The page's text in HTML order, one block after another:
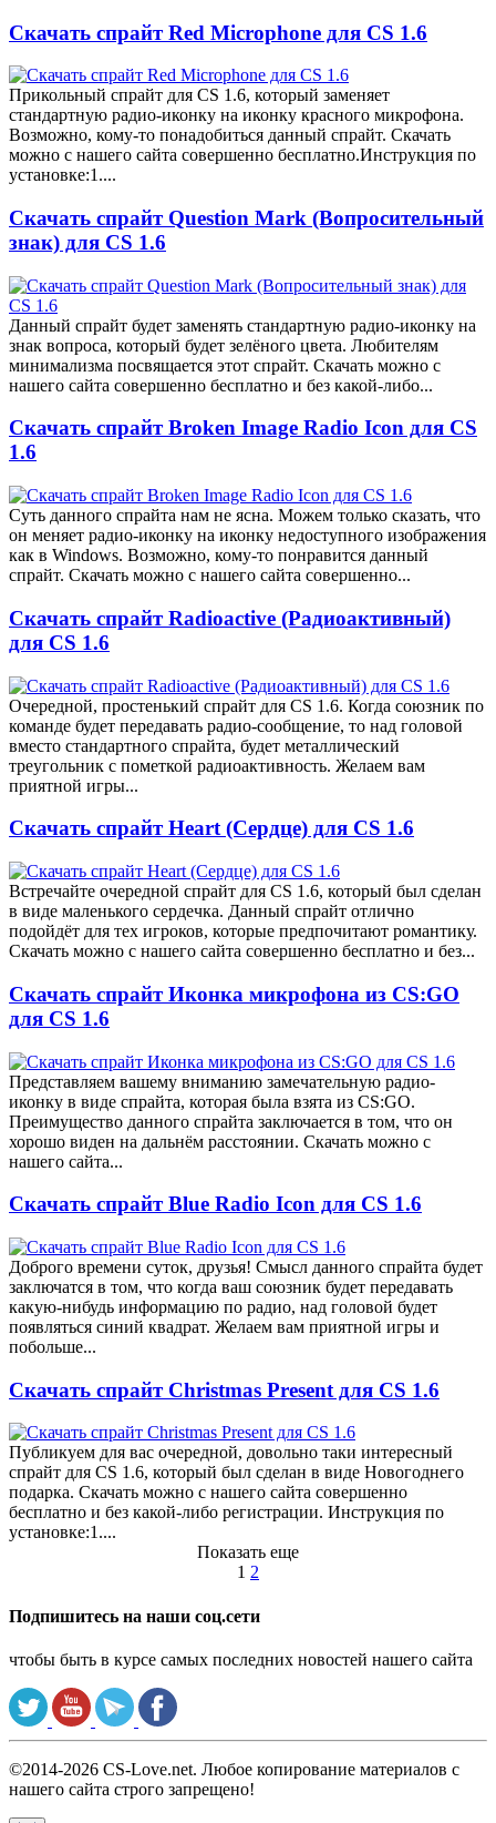
Скачать спрайт Red Microphone для CS 1.6
Прикольный спрайт для CS 1.6, который заменяет
стандартную радио-иконку на иконку красного микрофона.
Возможно, кому-то понадобиться данный спрайт. Скачать
можно с нашего сайта совершенно бесплатно.Инструкция по
установке:1....
Скачать спрайт Question Mark (Вопросительный
знак) для CS 1.6
Данный спрайт будет заменять стандартную радио-иконку на
знак вопроса, который будет зелёного цвета. Любителям
минимализма посвящается этот спрайт. Скачать можно с
нашего сайта совершенно бесплатно и без какой-либо...
Скачать спрайт Broken Image Radio Icon для CS
1.6
Суть данного спрайта нам не ясна. Можем только сказать, что
он меняет радио-иконку на иконку недоступного изображения
как в Windows. Возможно, кому-то понравится данный
спрайт. Скачать можно с нашего сайта совершенно...
Скачать спрайт Radioactive (Радиоактивный)
для CS 1.6
Очередной, простенький спрайт для CS 1.6. Когда союзник по
команде будет передавать радио-сообщение, то над головой
вместо стандартного спрайта, будет металлический
треугольник с пометкой радиоактивность. Желаем вам
приятной игры...
Скачать спрайт Heart (Сердце) для CS 1.6
Встречайте очередной спрайт для CS 1.6, который был сделан
в виде маленького сердечка. Данный спрайт отлично
подойдёт для тех игроков, которые предпочитают романтику.
Скачать можно с нашего сайта совершенно бесплатно и без...
Скачать спрайт Иконка микрофона из CS:GO
для CS 1.6
Представляем вашему вниманию замечательную радио-
иконку в виде спрайта, которая была взята из CS:GO.
Преимущество данного спрайта заключается в том, что он
хорошо виден на дальнём расстоянии. Скачать можно с
нашего сайта...
Скачать спрайт Blue Radio Icon для CS 1.6
Доброго времени суток, друзья! Смысл данного спрайта будет
заключатся в том, что когда ваш союзник будет передавать
какую-нибудь информацию по радио, над головой будет
появляться синий квадрат. Желаем вам приятной игры и
побольше...
Скачать спрайт Christmas Present для CS 1.6
Публикуем для вас очередной, довольно таки интересный
спрайт для CS 1.6, который был сделан в виде Новогоднего
подарка. Скачать можно с нашего сайта совершенно
бесплатно и без какой-либо регистрации. Инструкция по
установке:1....
Показать еще
1 2
Подпишитесь на наши соц.сети
чтобы быть в курсе самых последних новостей нашего сайта
©2014-2026 CS-Love.net. Любое копирование материалов с
нашего сайта строго запрещено!